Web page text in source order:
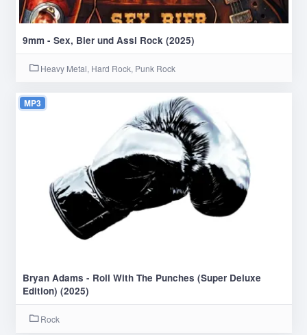
9mm - Sex, Bier und Assi Rock (2025)
Heavy Metal, Hard Rock, Punk Rock
MP3
Bryan Adams - Roll With The Punches (Super Deluxe
Edition) (2025)
Rock